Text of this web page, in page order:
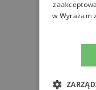
w Wyrażam